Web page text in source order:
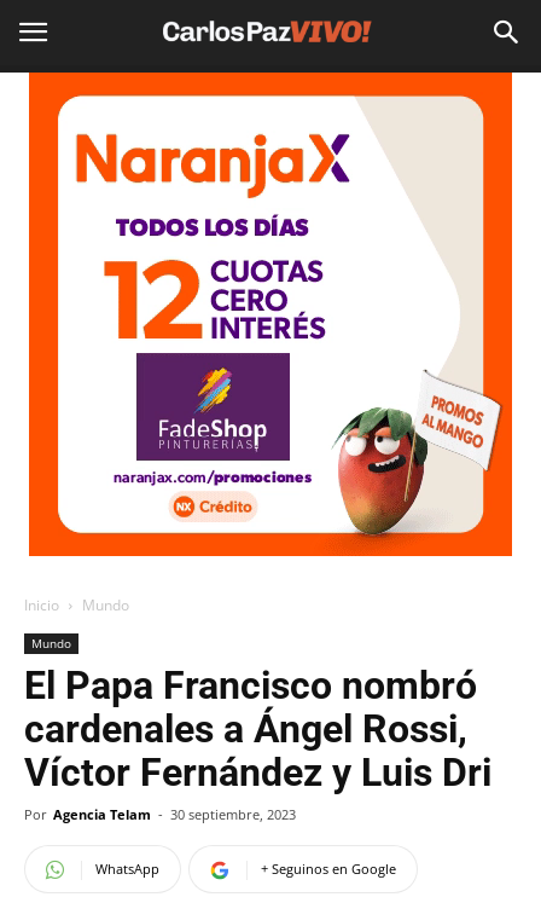
Inicio Mundo
Mundo
El Papa Francisco nombró
cardenales a Ángel Rossi,
Víctor Fernández y Luis Dri
Por Agencia Telam - 30 septiembre, 2023
WhatsApp + Seguinos en Google